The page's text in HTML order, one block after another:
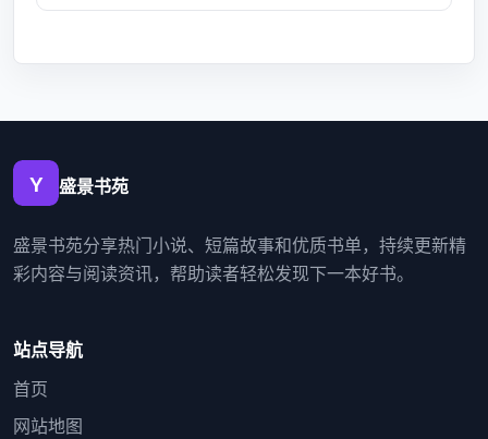
盛景书苑
盛景书苑分享热门小说、短篇故事和优质书单，持续更新精
彩内容与阅读资讯，帮助读者轻松发现下一本好书。
站点导航
首页
网站地图